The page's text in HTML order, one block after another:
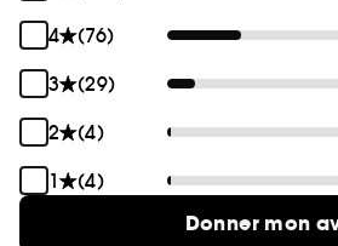
4
(76)
3
(29)
2
(4)
1
(4)
Donner mon